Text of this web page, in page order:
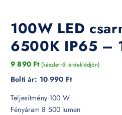
100W LED
6500K IP65 –
9 890 Ft (készletről érdeklődjön)
Bolti ár: 10 990 Ft
Teljesítmény 100 W
Fényáram 8 500 lumen